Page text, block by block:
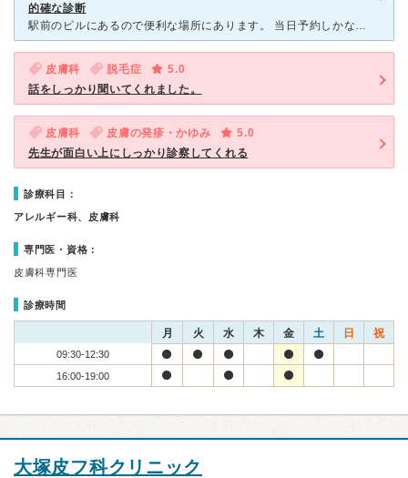
的確な診断
駅前のビルにあるので便利な場所にあります。 当日予約しかないので、順番待ちをネットでしておけばそれほど待たされることもないです。 病院は廊下も診察室も広々としているので、ベビーカーもそのまま診察室
皮膚科 脱毛症
5.0
話をしっかり聞いてくれました。
皮膚科 皮膚の発疹・かゆみ
5.0
先生が面白い上にしっかり診察してくれる
診療科目：
アレルギー科、皮膚科
専門医・資格：
皮膚科専門医
診療時間
月 火 水 木 金 土 日 祝
09:30-12:30
16:00-19:00
大塚皮フ科クリニック